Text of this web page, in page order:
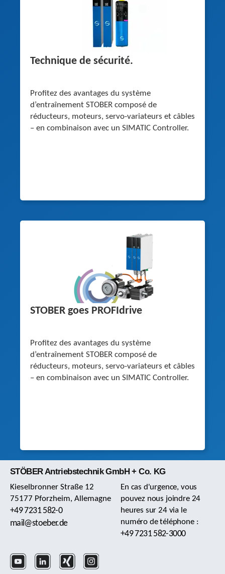
Technique de sécurité.
Profitez des avantages du système
d’entraînement STOBER composé de
réducteurs, moteurs, servo-variateurs et câbles
– en combinaison avec un SIMATIC Controller.
STOBER goes PROFIdrive
Profitez des avantages du système
d’entraînement STOBER composé de
réducteurs, moteurs, servo-variateurs et câbles
– en combinaison avec un SIMATIC Controller.
STÖBER Antriebstechnik GmbH + Co. KG
Kieselbronner Straße 12
75177 Pforzheim, Allemagne
+49 7231 582-0
mail@stoeber.de
En cas d'urgence, vous
pouvez nous joindre 24
heures sur 24 via le
numéro de téléphone :
+49 7231 582-3000